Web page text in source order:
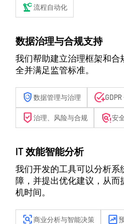
precision_manufacturing流程自动化
数据治理与合规支持
我们帮助建立治理框架和合
全并满足监管标准。
arming_countdown 数据管理与治理 add_task
beenhere 治理、风险与合规 policy_alert安
IT 效能智能分析
我们开发的工具可以分析系
障，并提出优化建议，从而
机时间。
frame_inspect商业分析与智能决策 chart_data